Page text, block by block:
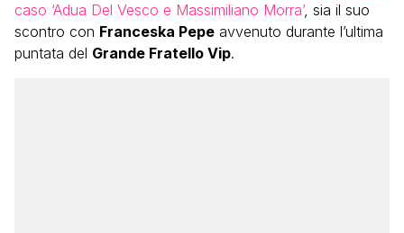
caso ‘Adua Del Vesco e Massimiliano Morra’, sia il suo
scontro con Franceska Pepe avvenuto durante l’ultima
puntata del Grande Fratello Vip.